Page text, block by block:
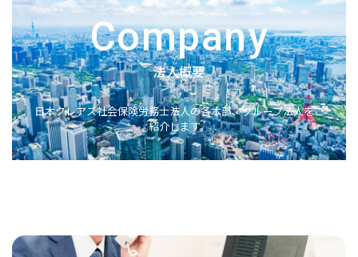
Company
法人概要
日本クレアス社会保険労務士法人の各本部、グループ法人をご
紹介します。